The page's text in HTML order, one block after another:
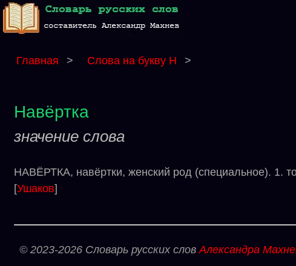
Главная > Слова на букву Н >
Навёртка
значение слова
НАВЁРТКА, навёртки, женский род (специальное). 1.
[Ушаков]
© 2023-2026 Словарь русских словАлександра